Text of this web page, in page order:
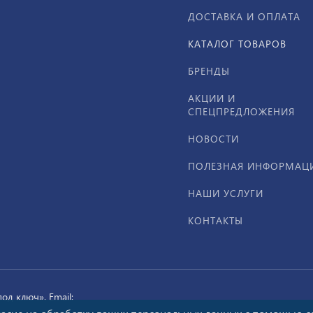
ДОСТАВКА И ОПЛАТА
КАТАЛОГ ТОВАРОВ
БРЕНДЫ
АКЦИИ И
СПЕЦПРЕДЛОЖЕНИЯ
НОВОСТИ
ПОЛЕЗНАЯ
НАШИ УСЛУГИ
КОНТАКТЫ
ключ». Email: